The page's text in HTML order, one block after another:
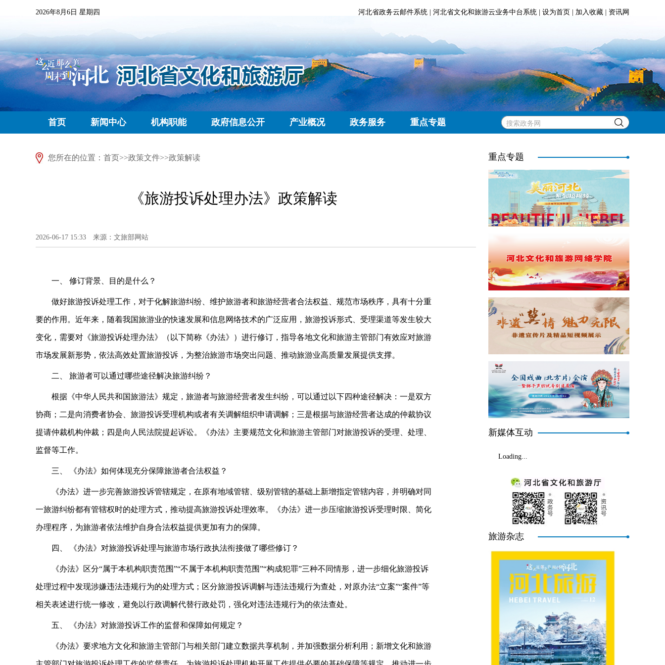
2026年8月6日 星期四 河北省政务云邮件系统 河北省文化和旅游云业务中台系统 设为首页 加入收藏 资讯网
首页 新闻中心 机构职能 政府信息公开 产业概况 政务服务 重点专题
您所在的位置： 首页>>政策文件>>政策解读
《旅游投诉处理办法》政策解读
2026-06-17 15:33 来源：文旅部网站
一、 修订背景、目的是什么？
做好旅游投诉处理工作，对于化解旅游纠纷、维护旅游者和旅游经营者合法权益、规范市场秩序，具有十分重
要的作用。近年来，随着我国旅游业的快速发展和信息网络技术的广泛应用，旅游投诉形式、受理渠道等发生较大
变化，需要对《旅游投诉处理办法》（以下简称《办法》）进行修订，指导各地文化和旅游主管部门有效应对旅游
市场发展新形势，依法高效处置旅游投诉，为整治旅游市场突出问题、推动旅游业高质量发展提供支撑。
二、 旅游者可以通过哪些途径解决旅游纠纷？
根据《中华人民共和国旅游法》规定，旅游者与旅游经营者发生纠纷，可以通过以下四种途径解决：一是双方
协商；二是向消费者协会、旅游投诉受理机构或者有关调解组织申请调解；三是根据与旅游经营者达成的仲裁协议
提请仲裁机构仲裁；四是向人民法院提起诉讼。《办法》主要规范文化和旅游主管部门对旅游投诉的受理、处理、
监督等工作。
三、 《办法》如何体现充分保障旅游者合法权益？
《办法》进一步完善旅游投诉管辖规定，在原有地域管辖、级别管辖的基础上新增指定管辖内容，并明确对同
一旅游纠纷都有管辖权时的处理方式，推动提高旅游投诉处理效率。《办法》进一步压缩旅游投诉受理时限、简化
办理程序，为旅游者依法维护自身合法权益提供更加有力的保障。
四、 《办法》对旅游投诉处理与旅游市场行政执法衔接做了哪些修订？
《办法》区分“属于本机构职责范围”“不属于本机构职责范围”“构成犯罪”三种不同情形，进一步细化旅游投诉
处理过程中发现涉嫌违法违规行为的处理方式；区分旅游投诉调解与违法违规行为查处，对原办法“立案”“案件”等
相关表述进行统一修改，避免以行政调解代替行政处罚，强化对违法违规行为的依法查处。
五、 《办法》对旅游投诉工作的监督和保障如何规定？
《办法》要求地方文化和旅游主管部门与相关部门建立数据共享机制，并加强数据分析利用；新增文化和旅游
重点专题
新媒体互动
Loading...
旅游杂志